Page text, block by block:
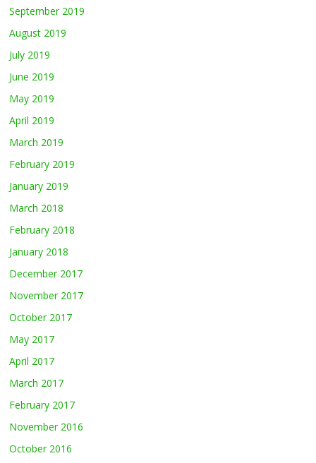
September 2019
August 2019
July 2019
June 2019
May 2019
April 2019
March 2019
February 2019
January 2019
March 2018
February 2018
January 2018
December 2017
November 2017
October 2017
May 2017
April 2017
March 2017
February 2017
November 2016
October 2016